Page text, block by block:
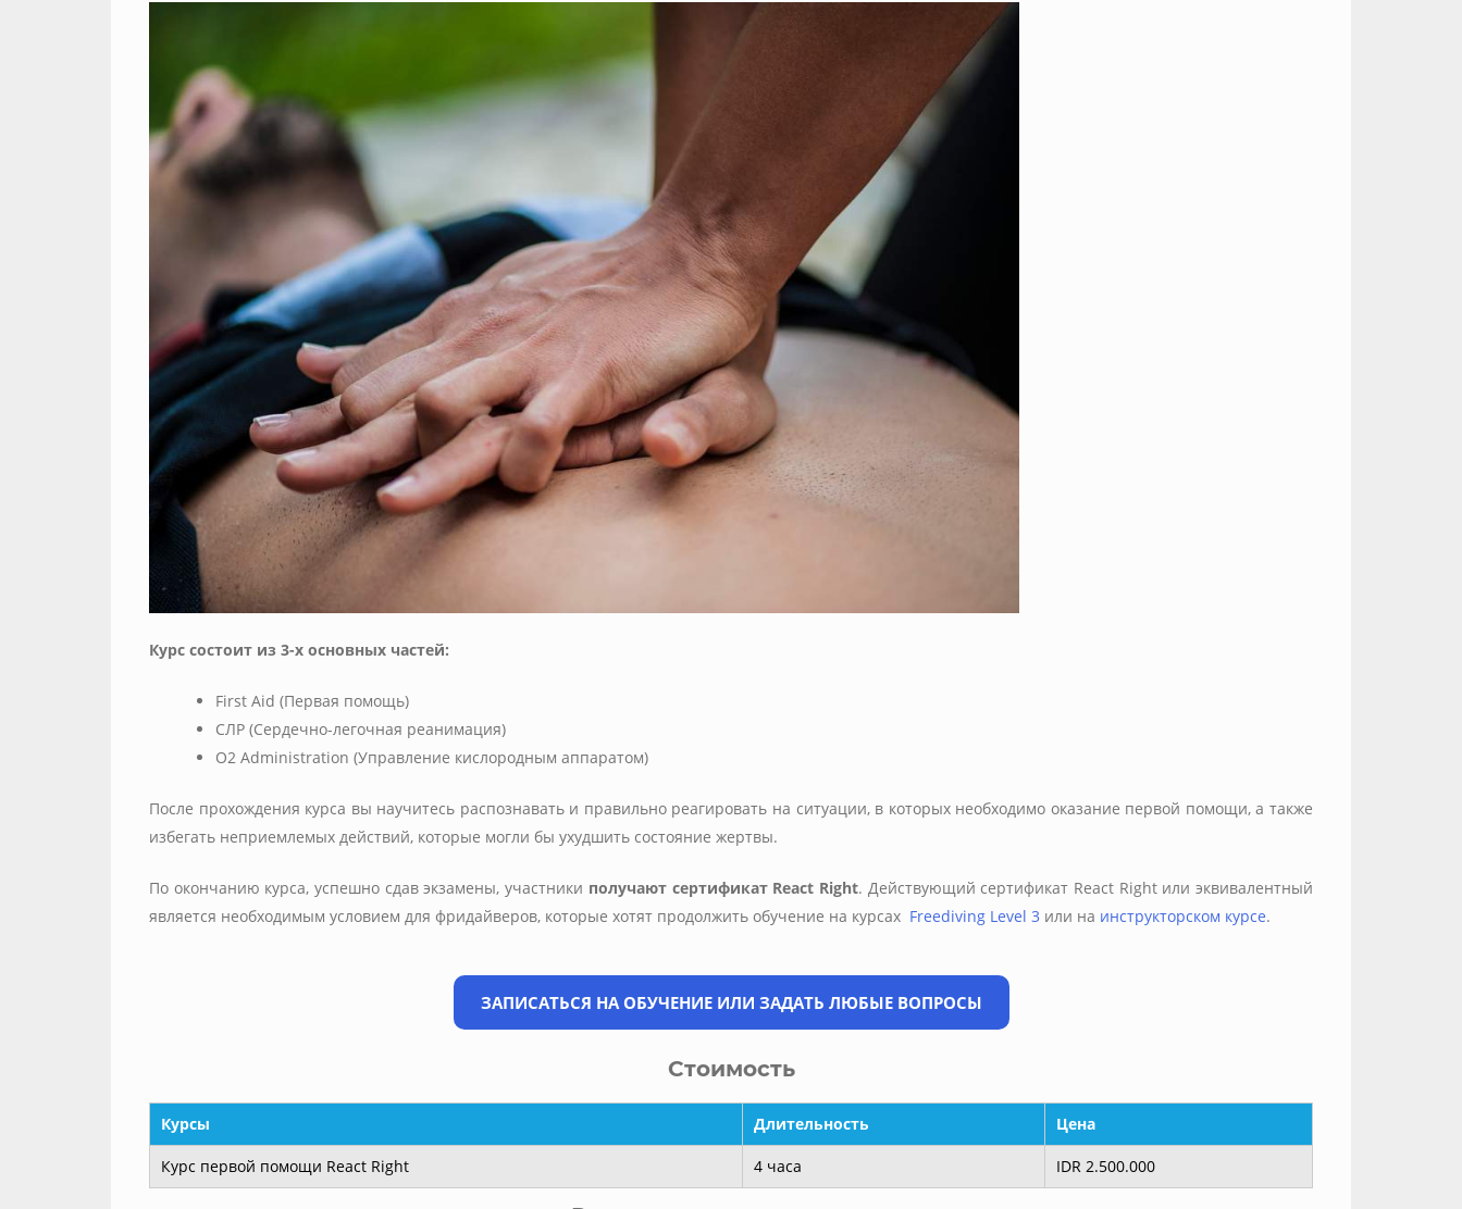
Курс состоит из 3-х основных частей:
First Aid (Первая помощь)
СЛР (Сердечно-легочная реанимация)
O2 Administration (Управление кислородным аппаратом)
После прохождения курса вы научитесь распознавать и правильно реагировать на ситуации, в которых необходимо оказание первой помощи, а также
избегать неприемлемых действий, которые могли бы ухудшить состояние жертвы.
По окончанию курса, успешно сдав экзамены, участники получают сертификат React Right. Действующий сертификат React Right или эквивалентный
является необходимым условием для фридайверов, которые хотят продолжить обучение на курсах Freediving Level 3 или на инструкторском курсе.
ЗАПИСАТЬСЯ НА ОБУЧЕНИЕ ИЛИ ЗАДАТЬ ЛЮБЫЕ ВОПРОСЫ
Стоимость
Курсы Длительность Цена
Курс первой помощи React Right 4 часа IDR 2.500.000